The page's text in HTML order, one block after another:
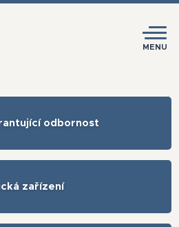
MENU
odbornost
zařízení